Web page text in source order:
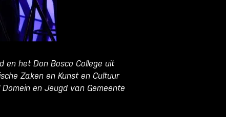
en het Don Bosco College uit
Zaken en Kunst en Cultuur
en Jeugd van Gemeente